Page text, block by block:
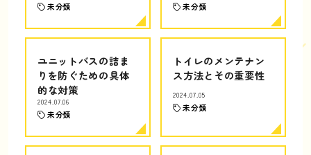
未分類 未分類
ユニットバスの詰ま
りを防ぐための具体
的な対策
2024.07.06
未分類
トイレのメンテナン
ス方法とその重要性
2024.07.05
未分類